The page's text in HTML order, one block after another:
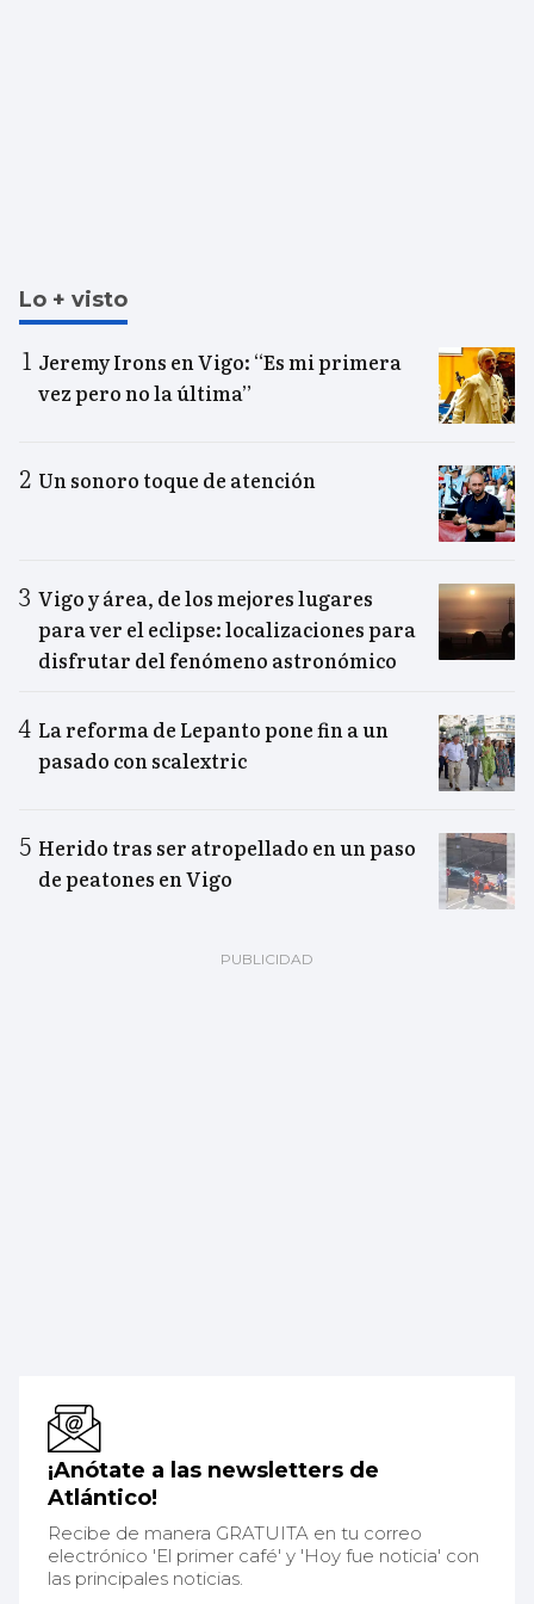
Lo + visto
Jeremy Irons en Vigo: “Es mi primera
vez pero no la última”
Un sonoro toque de atención
Vigo y área, de los mejores lugares
para ver el eclipse: localizaciones para
disfrutar del fenómeno astronómico
La reforma de Lepanto pone fin a un
pasado con scalextric
Herido tras ser atropellado en un paso
de peatones en Vigo
¡Anótate a las newsletters de
Atlántico!
Recibe de manera GRATUITA en tu correo
electrónico 'El primer café' y 'Hoy fue noticia' con
las principales noticias.